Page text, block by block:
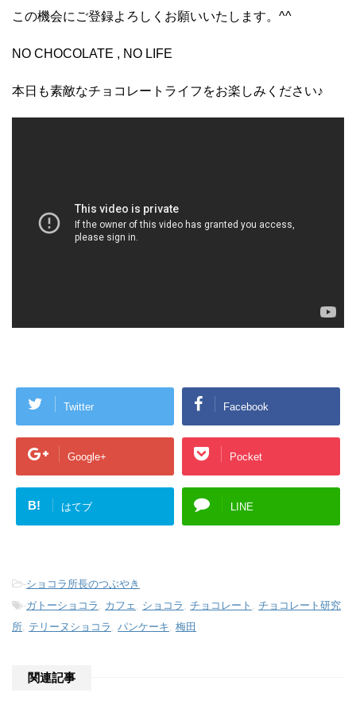
この機会にご登録よろしくお願いいたします。^^
NO CHOCOLATE , NO LIFE
本日も素敵なチョコレートライフをお楽しみください♪
Twitter Facebook
Google+ Pocket
B! はてブ LINE
-ショコラ所長のつぶやき
-ガトーショコラ カフェ ショコラ チョコレート
チョコレート研究
所 テリーヌショコラ パンケーキ 梅田
関連記事